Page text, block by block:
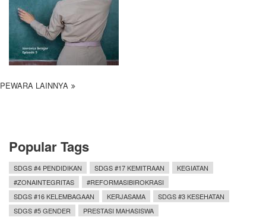
PEWARA LAINNYA
Popular Tags
SDGS #4 PENDIDIKAN SDGS #17 KEMITRAAN
KEGIATAN
#ZONAINTEGRITAS
#REFORMASIBIROKRASI
SDGS #16 KELEMBAGAAN
KERJASAMA
SDGS #3 KESEHATAN
SDGS #5 GENDER
PRESTASI MAHASISWA